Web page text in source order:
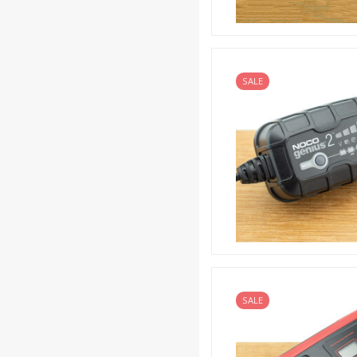
SALE
SALE